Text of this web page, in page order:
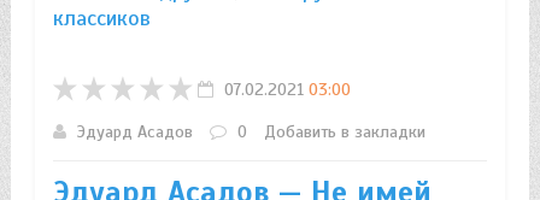
классиков
07.02.2021 03:00
Эдуард Асадов
0 Добавить в закладки
Эдуард Асадов — Не имей